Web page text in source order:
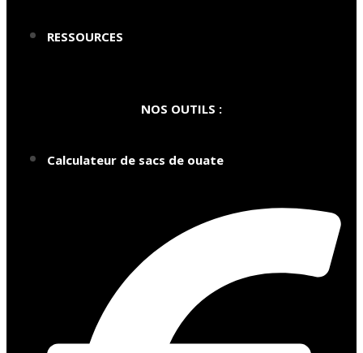
RESSOURCES
NOS OUTILS :
Calculateur de sacs de ouate